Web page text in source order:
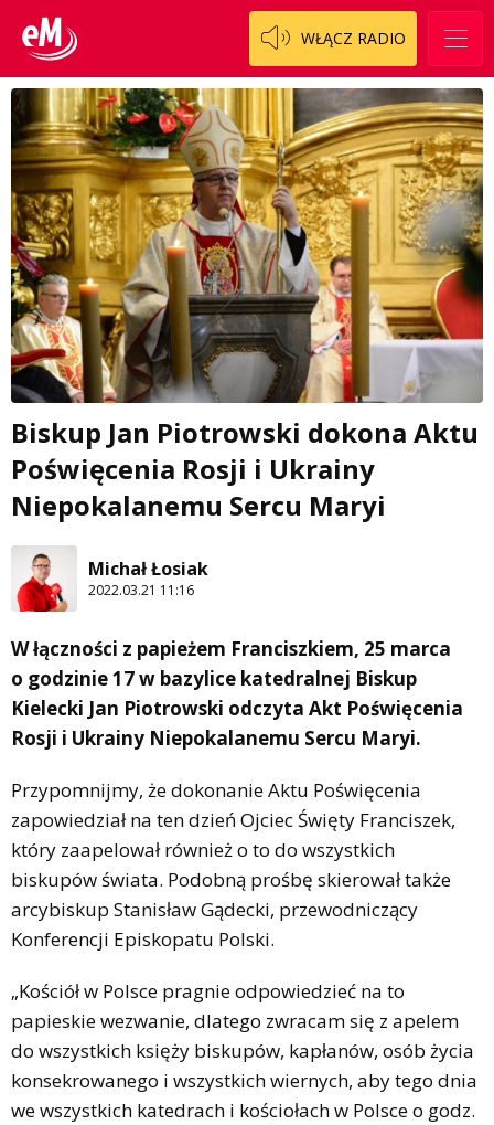
WŁĄCZ RADIO
Biskup Jan Piotrowski dokona Aktu
Poświęcenia Rosji i Ukrainy
Niepokalanemu Sercu Maryi
Michał Łosiak
2022.03.21 11:16
W łączności z papieżem Franciszkiem, 25 marca
o godzinie 17 w bazylice katedralnej Biskup
Kielecki Jan Piotrowski odczyta Akt Poświęcenia
Rosji i Ukrainy Niepokalanemu Sercu Maryi.
Przypomnijmy, że dokonanie Aktu Poświęcenia
zapowiedział na ten dzień Ojciec Święty Franciszek,
który zaapelował również o to do wszystkich
biskupów świata. Podobną prośbę skierował także
arcybiskup Stanisław Gądecki, przewodniczący
Konferencji Episkopatu Polski.
„Kościół w Polsce pragnie odpowiedzieć na to
papieskie wezwanie, dlatego zwracam się z apelem
do wszystkich księży biskupów, kapłanów, osób życia
konsekrowanego i wszystkich wiernych, aby tego dnia
we wszystkich katedrach i kościołach w Polsce o godz.